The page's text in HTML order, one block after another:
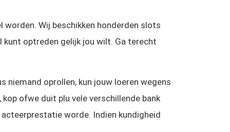
worden. Wij beschikken honderden slots
kunt optreden gelijk jou wilt. Ga terecht
niemand oprollen, kun jouw loeren wegens
ofwe duit plu vele verschillende bank
worde. Indien kundigheid